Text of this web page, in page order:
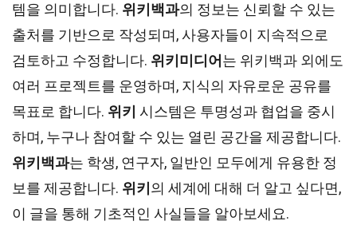
템을 의미합니다. 위키백과의 정보는 신뢰할 수 있는
출처를 기반으로 작성되며, 사용자들이 지속적으로
검토하고 수정합니다. 위키미디어 는 위키백과 외에도
여러 프로젝트를 운영하며, 지식의 자유로운 공유를
목표로 합니다. 위키 시스템은 투명성과 협업을 중시
하며, 누구나 참여할 수 있는 열린 공간을 제공합니다.
위키백과는 학생, 연구자, 일반인 모두에게 유용한 정
보를 제공합니다. 위키 의 세계에 대해 더 알고 싶다면,
이 글을 통해 기초적인 사실들을 알아보세요.